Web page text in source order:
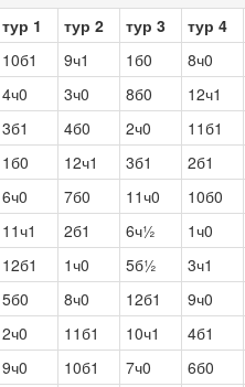
тур 1 тур 2 тур 3 тур 4
10б1 9ч1 1б0 8ч0
4ч0 3ч0 8б0 12ч1
3б1 4б0 2ч0 11б1
1б0 12ч1 3б1 2б1
6ч0 7б0 11ч0 10б0
11ч1 2б1 6ч½ 1ч0
12б1 1ч0 5б½ 3ч1
5б0 8ч0 12б1 9ч0
2ч0 11б1 10ч1 4б1
9ч0 10б1 7ч0 6б0